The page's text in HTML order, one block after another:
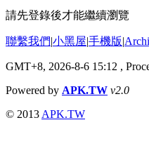
請先登錄後才能繼續瀏覽
聯繫我們|小黑屋|手機版|
GMT+8, 2026-8-6 15:12 ,
Powered by APK.TW v2.0
© 2013 APK.TW